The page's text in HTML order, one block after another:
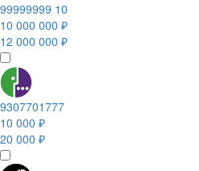
99999999 10
10 000 000 ₽
12 000 000 ₽
9307701777
10 000 ₽
20 000 ₽